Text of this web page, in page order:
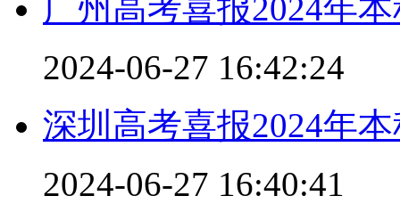
广州高考喜报2024年
2024-06-27 16:42:24
深圳高考喜报2024年
2024-06-27 16:40:41